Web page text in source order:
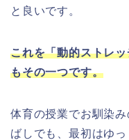
と良いです。
これを「動的ストレ
もその一つです。
体育の授業でお馴染
ばしでも、最初はゆ